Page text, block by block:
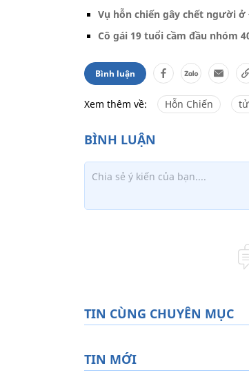
Vụ hỗn chiến gây chết người
Cô gái 19 tuổi cầm đầu nhóm
Bình luận
Xem thêm về: Hỗn Chiến
TIN CÙNG CHUYÊN MỤC
TIN MỚI